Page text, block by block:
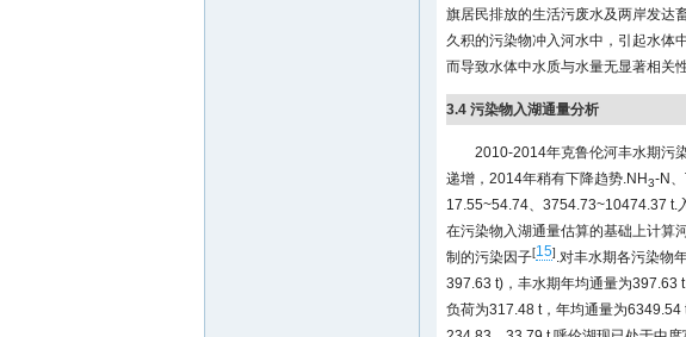
旗居民排放的生活污废水及两岸发达
久积的污染物冲入河水中，引起水体
而导致水体中水质与水量无显著相关
3.4 污染物入湖通量分析
2010-2014年克鲁伦河丰水期污
递增，2014年稍有下降趋势.NH3-N
17.55~54.74、3754.73~10474.37 t.
在污染物入湖通量估算的基础上计算
制的污染因子[15].对丰水期各污染物
397.63 t)，丰水期年均通量为397.63
负荷为317.48 t，年均通量为6349.54